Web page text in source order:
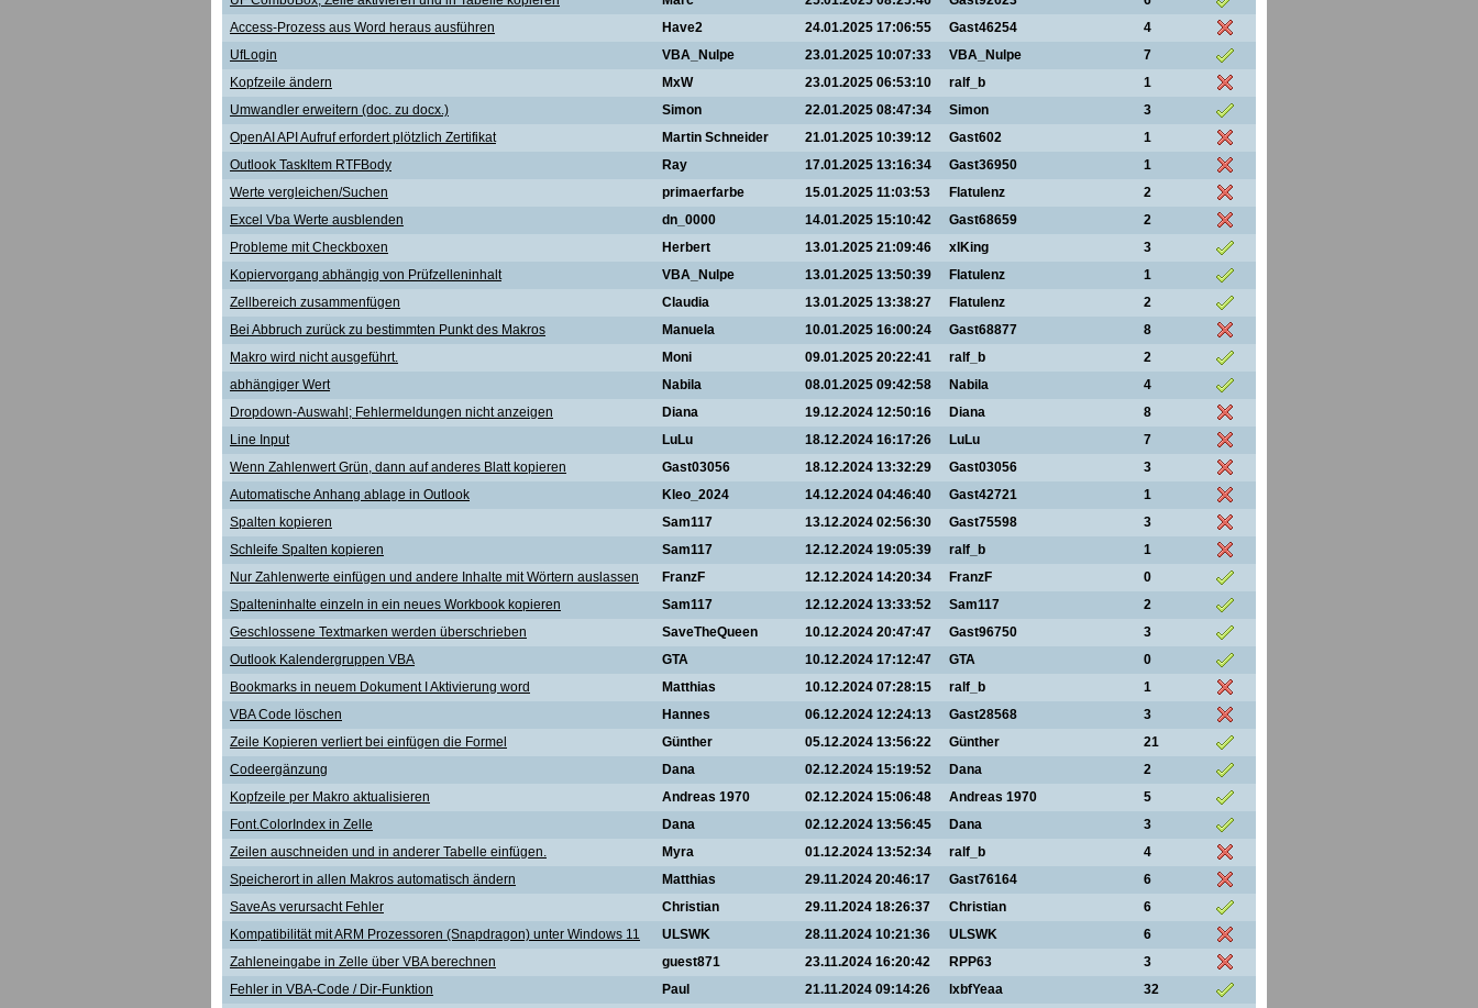
Access-Prozess aus Word heraus ausführen
Have2 24.01.2025 17:06:55 Gast46254
4
UfLogin
VBA_Nulpe 23.01.2025 10:07:33 VBA_Nulpe
7
Kopfzeile ändern
MxW 23.01.2025 06:53:10 ralf_b
1
Umwandler erweitern (doc. zu docx.)
Simon 22.01.2025 08:47:34 Simon
3
OpenAI API Aufruf erfordert plötzlich Zertifikat
Martin Schneider 21.01.2025 10:39:12 Gast602
1
Outlook TaskItem RTFBody
Ray 17.01.2025 13:16:34 Gast36950
1
Werte vergleichen/Suchen
primaerfarbe 15.01.2025 11:03:53 Flatulenz
2
Excel Vba Werte ausblenden
dn_0000 14.01.2025 15:10:42 Gast68659
2
Probleme mit Checkboxen
Herbert 13.01.2025 21:09:46 xlKing
3
Kopiervorgang abhängig von Prüfzelleninhalt
VBA_Nulpe 13.01.2025 13:50:39 Flatulenz
1
Zellbereich zusammenfügen
Claudia 13.01.2025 13:38:27 Flatulenz
2
Bei Abbruch zurück zu bestimmten Punkt des Makros
Manuela 10.01.2025 16:00:24 Gast68877
8
Makro wird nicht ausgeführt.
Moni 09.01.2025 20:22:41 ralf_b
2
abhängiger Wert
Nabila 08.01.2025 09:42:58 Nabila
4
Dropdown-Auswahl; Fehlermeldungen nicht anzeigen
Diana 19.12.2024 12:50:16 Diana
8
Line Input
LuLu 18.12.2024 16:17:26 LuLu
7
Wenn Zahlenwert Grün, dann auf anderes Blatt kopieren
Gast03056 18.12.2024 13:32:29 Gast03056
3
Automatische Anhang ablage in Outlook
Kleo_2024 14.12.2024 04:46:40 Gast42721
1
Spalten kopieren
Sam117 13.12.2024 02:56:30 Gast75598
3
Schleife Spalten kopieren
Sam117 12.12.2024 19:05:39 ralf_b
1
Nur Zahlenwerte einfügen und andere Inhalte mit Wörtern auslassen
FranzF 12.12.2024 14:20:34 FranzF
0
Spalteninhalte einzeln in ein neues Workbook kopieren
Sam117 12.12.2024 13:33:52 Sam117
2
Geschlossene Textmarken werden überschrieben
SaveTheQueen 10.12.2024 20:47:47 Gast96750
3
Outlook Kalendergruppen VBA
GTA 10.12.2024 17:12:47 GTA
0
Bookmarks in neuem Dokument I Aktivierung word
Matthias 10.12.2024 07:28:15 ralf_b
1
VBA Code löschen
Hannes 06.12.2024 12:24:13 Gast28568
3
Zeile Kopieren verliert bei einfügen die Formel
Günther 05.12.2024 13:56:22 Günther
21
Codeergänzung
Dana 02.12.2024 15:19:52 Dana
2
Kopfzeile per Makro aktualisieren
Andreas 1970 02.12.2024 15:06:48 Andreas 1970
5
Font.ColorIndex in Zelle
Dana 02.12.2024 13:56:45 Dana
3
Zeilen auschneiden und in anderer Tabelle einfügen.
Myra 01.12.2024 13:52:34 ralf_b
4
Speicherort in allen Makros automatisch ändern
Matthias 29.11.2024 20:46:17 Gast76164
6
SaveAs verursacht Fehler
Christian 29.11.2024 18:26:37 Christian
6
Kompatibilität mit ARM Prozessoren (Snapdragon) unter Windows 11
ULSWK 28.11.2024 10:21:36 ULSWK
6
Zahleneingabe in Zelle über VBA berechnen
guest871 23.11.2024 16:20:42 RPP63
3
Fehler in VBA-Code / Dir-Funktion
Paul 21.11.2024 09:14:26 lxbfYeaa
32